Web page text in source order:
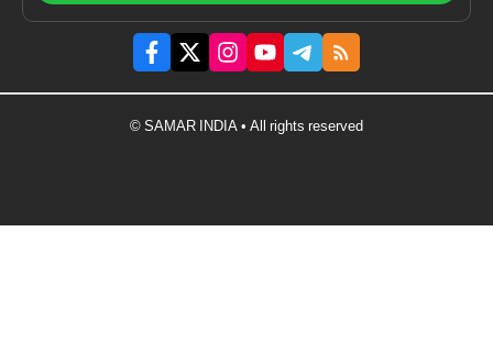
© SAMAR INDIA • All rights reserved